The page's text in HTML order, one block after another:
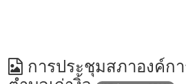
การประชุมสภาองค์ก